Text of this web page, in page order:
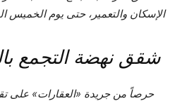
الإسكان والتعمير، حتى يوم الخميس الموافق 15
شقق نهضة التجمع
حرصاً من جريدة «العقارات» على